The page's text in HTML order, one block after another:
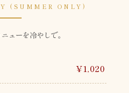
(SUMMER ONLY)
ューを冷やしで。
¥1,020